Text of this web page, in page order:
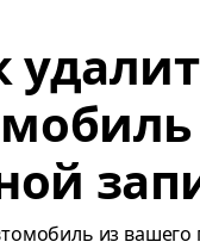
из вашего